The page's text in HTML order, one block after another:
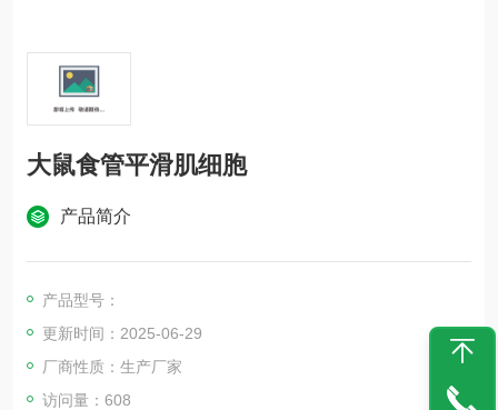
大鼠食管平滑肌细胞
产品简介
产品型号：
更新时间：2025-06-29
厂商性质：生产厂家
访问量：608